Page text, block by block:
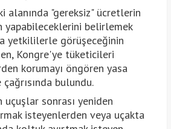
alanında "gereksiz" ücretlerin
yapabileceklerini belirlemek
yetkililerle görüşeceğinin
Kongre'ye tüketicileri
korumayı öngören yasa
çağrısında bulundu.
sonrası yeniden
isteyenlerden veya uçakta